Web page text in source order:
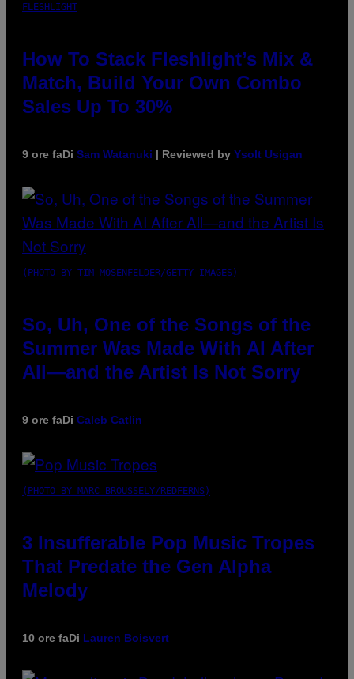
FLESHLIGHT
How To Stack Fleshlight’s Mix &
Match, Build Your Own Combo
Sales Up To 30%
9 ore faDi Sam Watanuki | Reviewed by Ysolt Usigan
(PHOTO BY TIM MOSENFELDER/GETTY IMAGES)
So, Uh, One of the Songs of the
Summer Was Made With AI After
All—and the Artist Is Not Sorry
9 ore faDi Caleb Catlin
(PHOTO BY MARC BROUSSELY/REDFERNS)
3 Insufferable Pop Music Tropes
That Predate the Gen Alpha
Melody
10 ore faDi Lauren Boisvert